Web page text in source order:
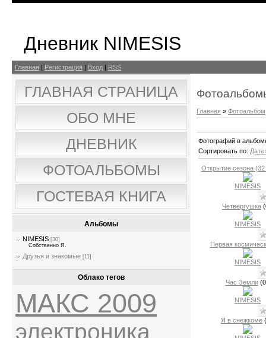
Дневник NIMESIS
Главная | Регистрация | Вход | RSS
ГЛАВНАЯ СТРАНИЦА
ОБО МНЕ
ДНЕВНИК
ФОТОАЛЬБОМЫ
ГОСТЕВАЯ КНИГА
Альбомы
NIMESIS [30]
Собственно Я.
Друзья и знакомые [11]
Облако тегов
МАКС 2009
электроника
Главная » Фотоальбом
Фотографий в
Сортировать по: Дате
Открытие сезона (32
NIMESIS
Четвергушка
NIMESIS
Первая
NIMESIS
Час Земли
NIMESIS
Я в снежкоме